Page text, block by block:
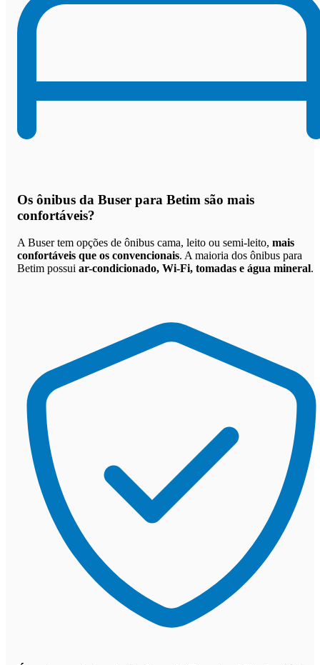
Os ônibus da Buser para Betim são mais
confortáveis?
A Buser tem opções de ônibus cama, leito ou semi-leito, mais
confortáveis que os convencionais. A maioria dos ônibus para
Betim possui ar-condicionado, Wi-Fi, tomadas e água mineral.